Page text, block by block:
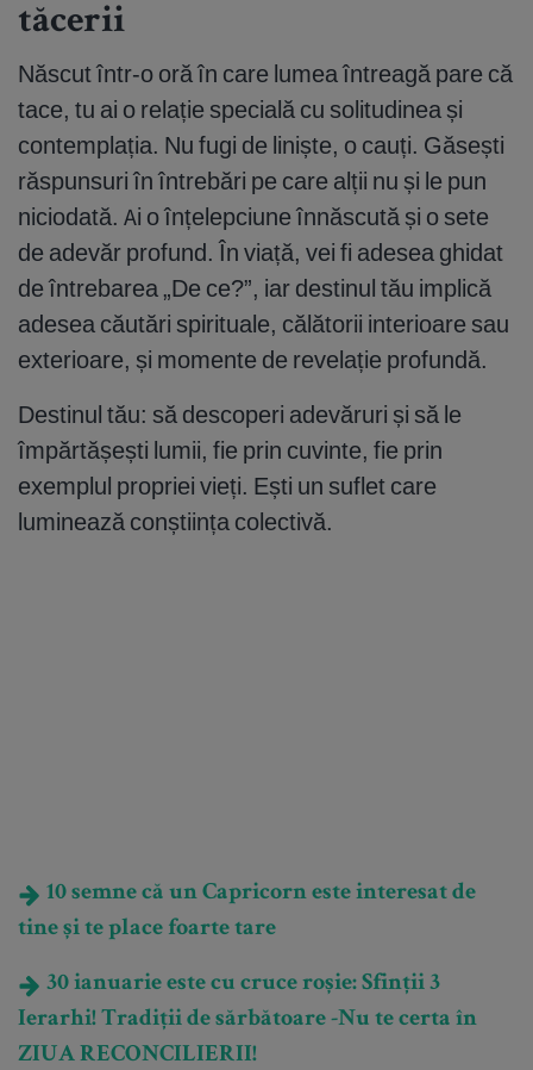
tăcerii
Născut într-o oră în care lumea întreagă pare că
tace, tu ai o relație specială cu solitudinea și
contemplația. Nu fugi de liniște, o cauți. Găsești
răspunsuri în întrebări pe care alții nu și le pun
niciodată. Ai o înțelepciune înnăscută și o sete
de adevăr profund. În viață, vei fi adesea ghidat
de întrebarea „De ce?”, iar destinul tău implică
adesea căutări spirituale, călătorii interioare sau
exterioare, și momente de revelație profundă.
Destinul tău: să descoperi adevăruri și să le
împărtășești lumii, fie prin cuvinte, fie prin
exemplul propriei vieți. Ești un suflet care
luminează conștiința colectivă.
10 semne că un Capricorn este interesat de
tine și te place foarte tare
30 ianuarie este cu cruce roșie: Sfinții 3
Ierarhi! Tradiții de sărbătoare -Nu te certa în
ZIUA RECONCILIERII!